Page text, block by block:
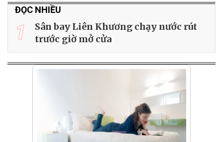
ĐỌC NHIỀU
1
Sân bay Liên Khương chạy nước rút
trước giờ mở cửa